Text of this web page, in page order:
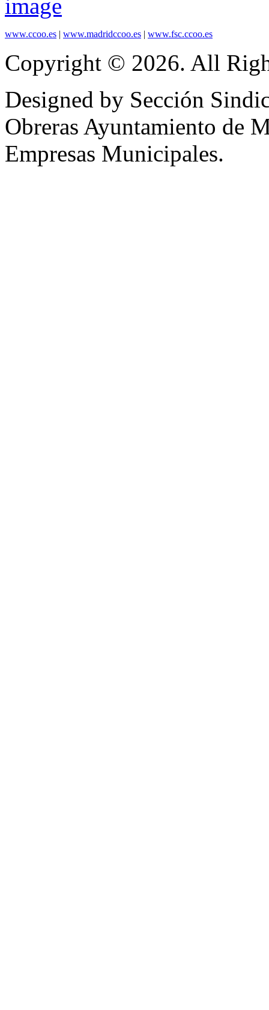
www.ccoo.es | www.madridccoo.es | www.fsc.ccoo.es
Copyright © 2026. All
Designed by Sección
Obreras Ayuntamiento de
Empresas Municipales.